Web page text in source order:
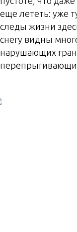
еще лететь: уже
следы жизни
снегу видны
нарушающих